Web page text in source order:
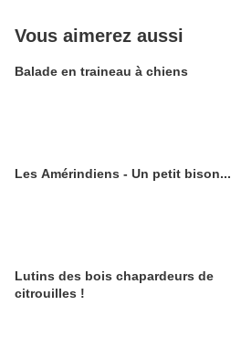
Vous aimerez aussi
Balade en traineau à chiens
Les Amérindiens - Un petit bison...
Lutins des bois chapardeurs de
citrouilles !